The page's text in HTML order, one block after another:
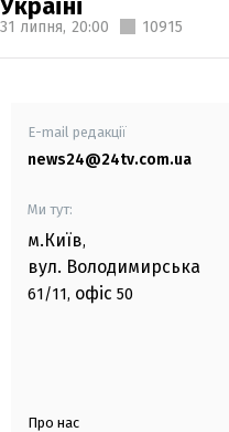
31 липня, 20:00 10915
E-mail редакції
news24@24tv.com.ua
Ми тут:
м.Київ,
вул. Володимирська
61/11, офіс 50
Про нас